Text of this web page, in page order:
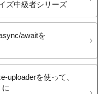
ズ中級者シリーズ
awaitを​
uploaderを​使って、​
に​